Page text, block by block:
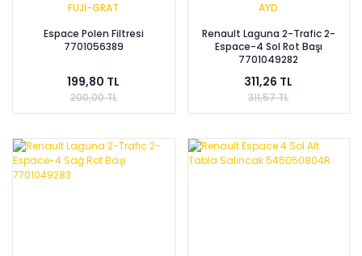
FUJİ-GRAT
Espace Polen Filtresi
7701056389
199,80 TL
200,00 TL
AYD
Renault Laguna 2-Trafic 2-
Espace-4 Sol Rot Başı
7701049282
311,26 TL
311,57 TL